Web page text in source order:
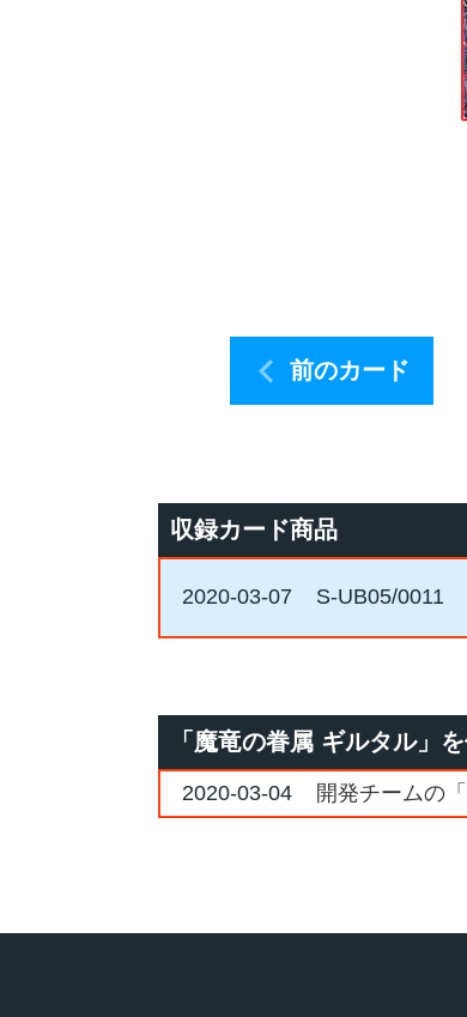
前のカード
収録カード商品
2020-03-07 S-UB05/0011
「魔竜の眷属 ギルタル」
2020-03-04 開発チームの